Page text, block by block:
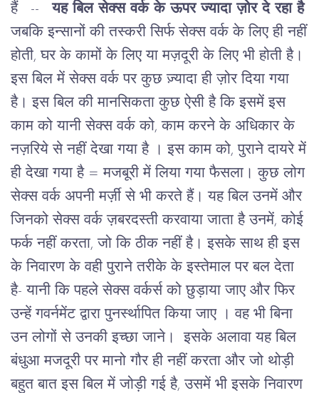
हैं --
यह बिल सेक्स वर्क के ऊपर ज्यादा ज़ोर दे रहा है
जबकि इन्सानों की तस्करी सिर्फ सेक्स वर्क के लिए ही नहीं
होती, घर के कामों के लिए या मज़दूरी के लिए भी होती है।
इस बिल में सेक्स वर्क पर कुछ ज़्यादा ही ज़ोर दिया गया
है। इस बिल की मानसिकता कुछ ऐसी है कि इसमें इस
काम को यानी सेक्स वर्क को, काम करने के अधिकार के
नज़रिये से नहीं देखा गया है । इस काम को, पुराने दायरे में
ही देखा गया है = मजबूरी में लिया गया फैसला। कुछ लोग
सेक्स वर्क अपनी मर्ज़ी से भी करते हैं। यह बिल उनमें और
जिनको सेक्स वर्क ज़बरदस्ती करवाया जाता है उनमें, कोई
फर्क नहीं करता, जो कि ठीक नहीं है। इसके साथ ही इस
के निवारण के वही पुराने तरीके के इस्तेमाल पर बल देता
है- यानी कि पहले सेक्स वर्कर्स को छुड़ाया जाए और फिर
उन्हें गवर्नमेंट द्वारा पुनर्स्थापित किया जाए । वह भी बिना
उन लोगों से उनकी इच्छा जाने। इसके अलावा यह बिल
बंधुआ मजदूरी पर मानो गौर ही नहीं करता और जो थोड़ी
बहुत बात इस बिल में जोड़ी गई है, उसमें भी इसके निवारण